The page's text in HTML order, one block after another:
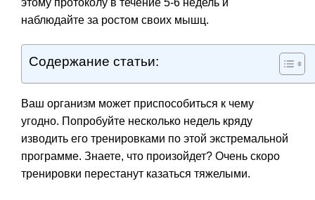
наблюдайте за ростом своих мышц.
Содержание статьи:
Ваш организм может приспособиться к чему
угодно. Попробуйте несколько недель кряду
изводить его тренировками по этой экстремальной
программе. Знаете, что произойдет? Очень скоро
тренировки перестанут казаться тяжелыми.